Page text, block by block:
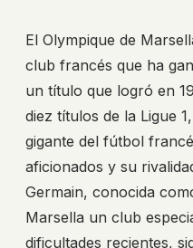
El Olympique de
club francés que ha
un título que logró en
diez títulos de la Ligue
gigante del fútbol
aficionados y su
Germain, conocida
Marsella un club
dificultades recientes,